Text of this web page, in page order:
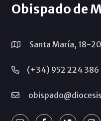
Obispado de
Santa María, 18-
(+34) 952 224 386